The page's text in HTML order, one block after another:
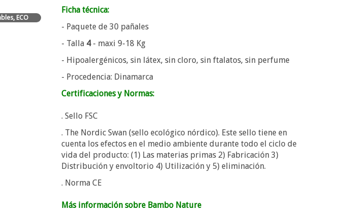
ECO
Ficha técnica:
- Paquete de 30 pañales
- Talla 4- maxi 9-18 Kg
- Hipoalergénicos, sin látex, sin cloro, sin ftalatos, sin perfume
- Procedencia: Dinamarca
Certificaciones y Normas:
. Sello FSC
. The Nordic Swan (sello ecológico nórdico). Este sello tiene en
cuenta los efectos en el medio ambiente durante todo el ciclo de
vida del producto: (1) Las materias primas 2) Fabricación 3)
Distribución y envoltorio 4) Utilización y 5) eliminación.
. Norma CE
Más información sobre Bambo Nature